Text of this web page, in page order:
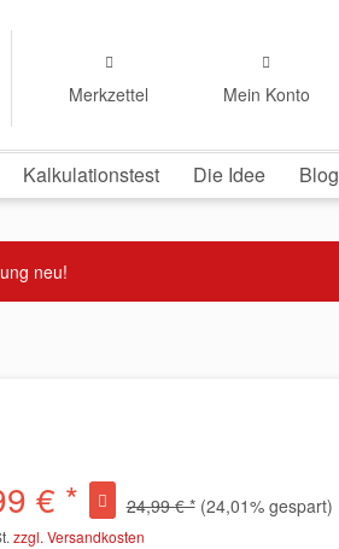
Merkzettel Mein Konto
Kalkulationstest Die Idee Blog
neu!
€ * 24,99 € * (24,01% gespart)
zzgl. Versandkosten